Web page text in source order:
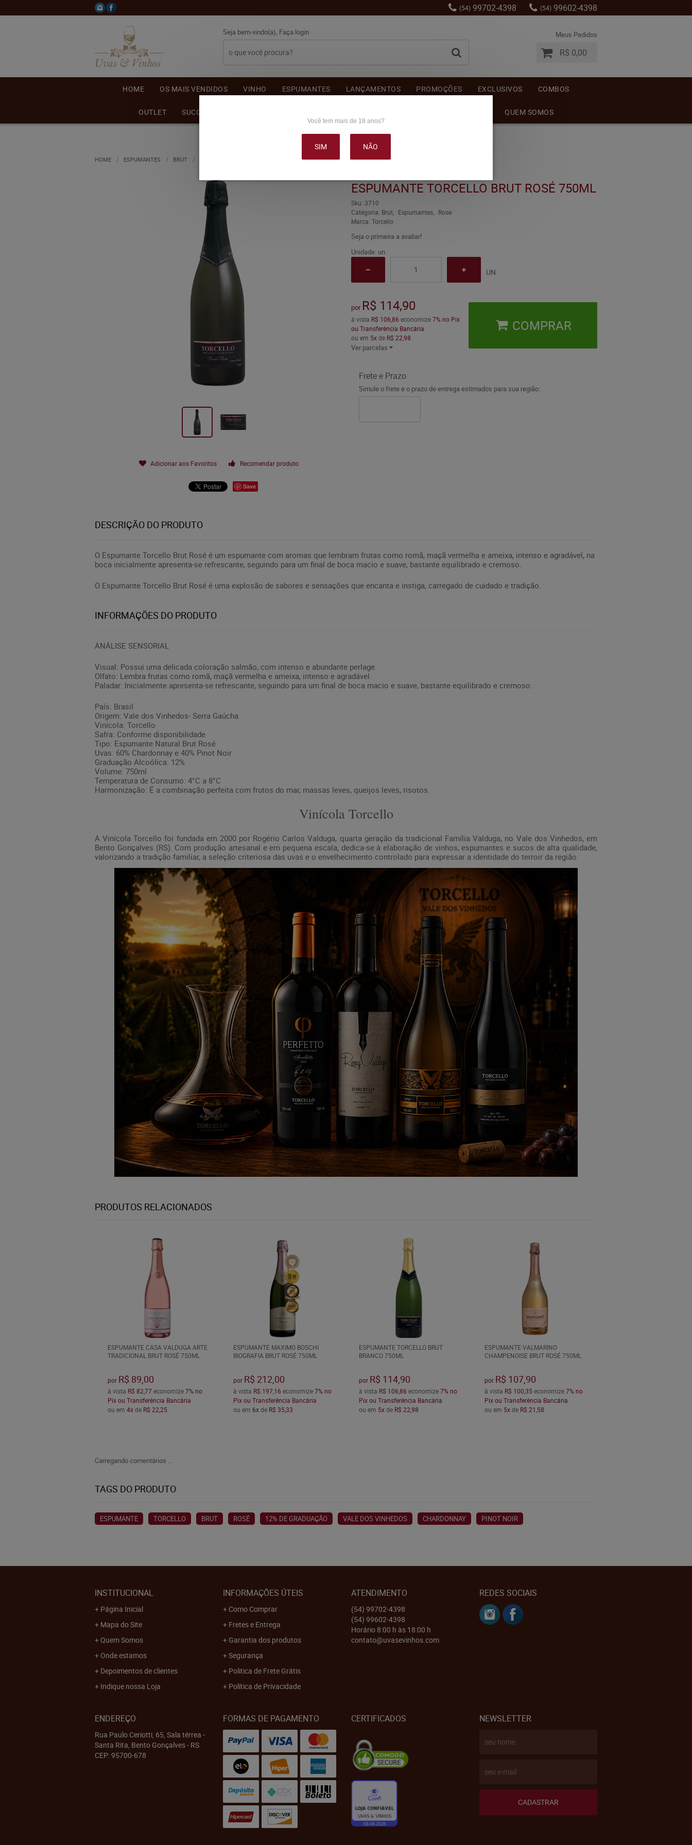
(54) 99702-4398 (54) 99602-4398
Seja bem-vindo(a), Faça login Meus Pedidos
R$ 0,00
HOME OS MAIS VENDIDOS VINHO ESPUMANTES LANÇAMENTOS PROMOÇÕES EXCLUSIVOS COMBOS
OUTLET SUCO DE UVA QUEM SOMOS
HOME ESPUMANTES BRUT ESPUMANTE TORCELLO BRUT ROSÉ 750ML
Adicionar aos Favoritos Recomendar produto
Save
ESPUMANTE TORCELLO BRUT ROSÉ 750ML
Sku: 3710
Categoria: Brut Espumantes
Rose
Marca: Torcello
Seja o primeira a avaliar!
Unidade: un
UN
por R$ 114,90
à vista R$ 106,86 economize7% no Pix
ou Transferência Bancária
ou em 5xde R$ 22,98
Ver parcelas
COMPRAR
Frete e Prazo
Simule o frete e o prazo de entrega estimados para sua região:
DESCRIÇÃO DO PRODUTO
O Espumante Torcello Brut Rosé é um espumante com aromas que lembram frutas como romã, maçã vermelha e ameixa, intenso e agradável, na
boca inicialmente apresenta-se refrescante, seguindo para um final de boca macio e suave, bastante equilibrado e cremoso.
O Espumante Torcello Brut Rosé é uma explosão de sabores e sensações que encanta e instiga, carregado de cuidado e tradição.
INFORMAÇÕES DO PRODUTO
ANÁLISE SENSORIAL
Visual: Possui uma delicada coloração salmão, com intenso e abundante perlage.
Olfato: Lembra frutas como romã, maçã vermelha e ameixa, intenso e agradável.
Paladar: Inicialmente apresenta-se refrescante, seguindo para um final de boca macio e suave, bastante equilibrado e cremoso.
País: Brasil
Origem: Vale dos Vinhedos- Serra Gaúcha
Vinícola: Torcello
Safra: Conforme disponibilidade
Tipo: Espumante Natural Brut Rosé
Uvas: 60% Chardonnay e 40% Pinot Noir
Graduação Alcoólica: 12%
Volume: 750ml
Temperatura de Consumo: 4°C a 8°C
Harmonização: É a combinação perfeita com frutos do mar, massas leves, queijos leves, risotos.
Vinícola Torcello
A Vinícola Torcello foi fundada em 2000 por Rogério Carlos Valduga, quarta geração da tradicional Família Valduga, no Vale dos Vinhedos, em
Bento Gonçalves (RS). Com produção artesanal e em pequena escala, dedica-se à elaboração de vinhos, espumantes e sucos de alta qualidade,
valorizando a tradição familiar, a seleção criteriosa das uvas e o envelhecimento controlado para expressar a identidade do terroir da região.
PRODUTOS RELACIONADOS
ESPUMANTE CASA VALDUGA ARTE
TRADICIONAL BRUT ROSÉ 750ML
por R$ 89,00
à vista R$ 82,77economize7% no
Pix ou Transferência Bancária
ou em 4xde R$ 22,25
ESPUMANTE MAXIMO BOSCHI
BIOGRAFIA BRUT ROSÉ 750ML
por R$ 212,00
à vista R$ 197,16 economize7% no
Pix ou Transferência Bancária
ou em 6xde R$ 35,33
ESPUMANTE TORCELLO BRUT
BRANCO 750ML
por R$ 114,90
à vista R$ 106,86 economize7% no
Pix ou Transferência Bancária
ou em 5xde R$ 22,98
ESPUMANTE VALMARINO
CHAMPENOISE BRUT ROSÉ 750ML
por R$ 107,90
à vista R$ 100,35economize7% no
Pix ou Transferência Bancária
ou em 5xde R$ 21,58
Carregando comentários ...
TAGS DO PRODUTO
ESPUMANTE TORCELLO BRUT ROSÉ 12% DE GRADUAÇÃO VALE DOS VINHEDOS CHARDONNAY PINOT NOIR
INSTITUCIONAL
Página Inicial
Mapa do Site
Quem Somos
Onde estamos
Depoimentos de clientes
Indique nossa Loja
INFORMAÇÕES ÚTEIS
Como Comprar
Fretes e Entrega
Garantia dos produtos
Segurança
Politica de Frete Grátis
Política de Privacidade
ATENDIMENTO
(54) 99702-4398
(54) 99602-4398
Horário 8:00 h às 18:00 h
contato@uvasevinhos.com
REDES SOCIAIS
ENDEREÇO
Rua Paulo Ceriotti, 65, Sala térrea -
Santa Rita, Bento Gonçalves- RS
CEP: 95700-678
FORMAS DE PAGAMENTO CERTIFICADOS NEWSLETTER
CADASTRAR
Você tem mais de 18 anos?
SIM NÃO